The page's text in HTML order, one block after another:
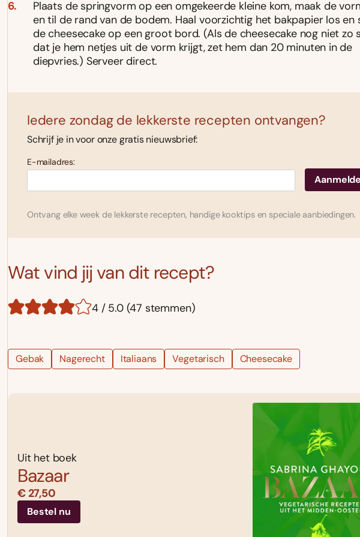
Plaats de springvorm op een omgekeerde kleine kom, maak de
en til de rand van de bodem. Haal voorzichtig het bakpapier los en
de cheesecake op een groot bord. (Als de cheesecake nog niet zo
dat je hem netjes uit de vorm krijgt, zet hem dan 20 minuten in de
diepvries.) Serveer direct.
Iedere zondag de lekkerste recepten ontvangen?
Schrijf je in voor onze gratis nieuwsbrief:
E-mailadres:
Ontvang elke week de lekkerste recepten, handige kooktips en speciale aanbiedingen.
Wat vind jij van dit recept?
4 / 5.0 (47 stemmen)
Gebak Nagerecht Italiaans Vegetarisch Cheesecake
Uit het boek
Bazaar
€ 27,50
Bestel nu